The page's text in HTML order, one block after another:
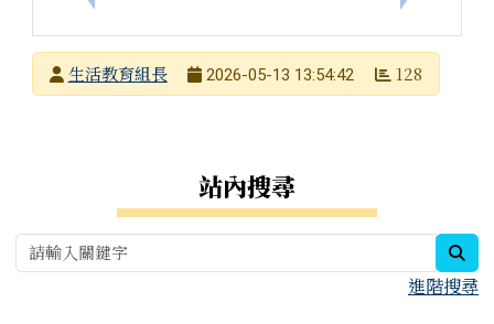
發布者生活教育組長
2026-05-13 13:54:42 128
站內搜尋
進階搜尋